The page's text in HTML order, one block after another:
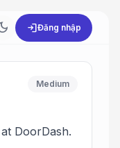
loginĐăng nhập
Medium
DoorDash.